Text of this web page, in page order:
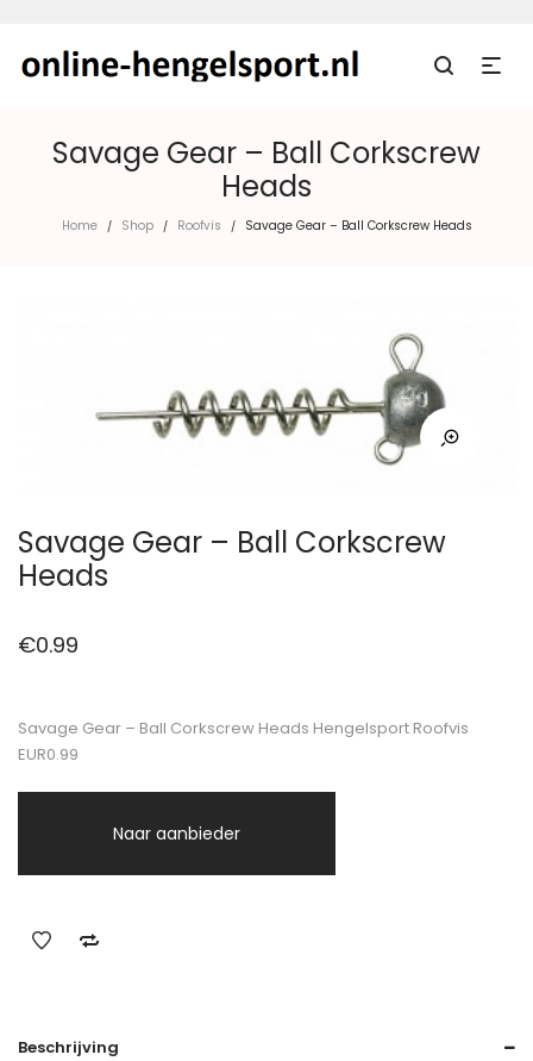
Savage Gear – Ball Corkscrew
Heads
Home / Shop / Roofvis / Savage Gear – Ball Corkscrew Heads
Savage Gear – Ball Corkscrew
Heads
€0.99
Savage Gear – Ball Corkscrew Heads Hengelsport Roofvis
EUR0.99
Naar aanbieder
Beschrijving